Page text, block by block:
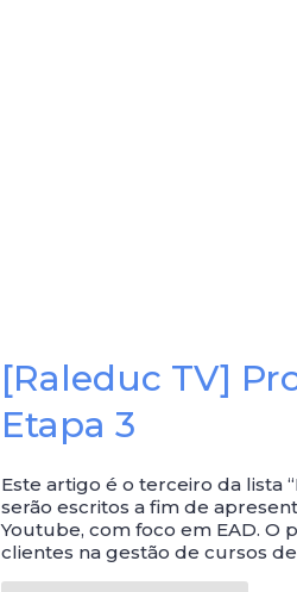
[Raleduc TV]
Etapa 3
Este artigo é o terceiro da lista
serão escritos a fim de
Youtube, com foco em EAD.
clientes na gestão de cursos